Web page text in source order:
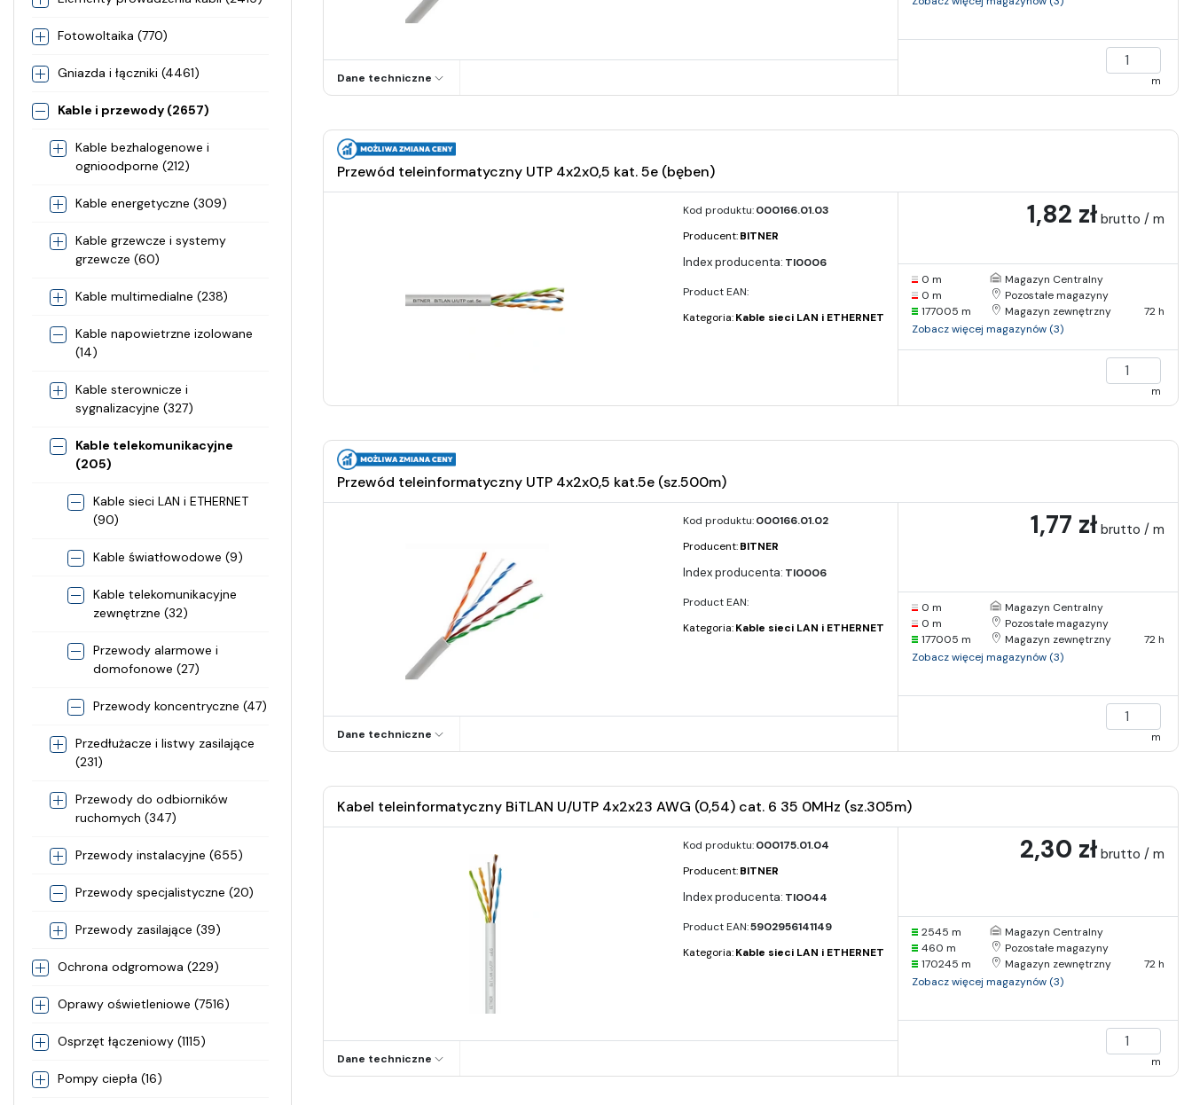
Fotowoltaika (770)
Gniazda i łączniki (4461)
Kable i przewody (2657)
Kable bezhalogenowe i
ognioodporne (212)
Kable energetyczne (309)
Kable grzewcze i systemy
grzewcze (60)
Kable multimedialne (238)
Kable napowietrzne izolowane
(14)
Kable sterownicze i
sygnalizacyjne (327)
Kable telekomunikacyjne
(205)
Kable sieci LAN i ETHERNET
(90)
Kable światłowodowe (9)
Kable telekomunikacyjne
zewnętrzne (32)
Przewody alarmowe i
domofonowe (27)
Przewody koncentryczne (47)
Przedłużacze i listwy zasilające
(231)
Przewody do odbiorników
ruchomych (347)
Przewody instalacyjne (655)
Przewody specjalistyczne (20)
Przewody zasilające (39)
Ochrona odgromowa (229)
Oprawy oświetleniowe (7516)
Osprzęt łączeniowy (1115)
Pompy ciepła (16)
Dane techniczne m
Przewód teleinformatyczny UTP 4x2x0,5 kat. 5e (bęben)
Kod produktu: 000166.01.03
Producent: BITNER
TI0006
Product EAN:
Kategoria: Kable sieci LAN i ETHERNET
1,82 zł brutto / m
0 m
Magazyn Centralny
0 m
Pozostałe magazyny
177005 m
Magazyn zewnętrzny
72 h
Zobacz więcej magazynów (3)
m
Przewód teleinformatyczny UTP 4x2x0,5 kat.5e (sz.500m)
Kod produktu: 000166.01.02
Producent: BITNER
TI0006
Product EAN:
Kategoria: Kable sieci LAN i ETHERNET
Dane techniczne
1,77 zł brutto / m
0 m
Magazyn Centralny
0 m
Pozostałe magazyny
177005 m
Magazyn zewnętrzny
72 h
Zobacz więcej magazynów (3)
m
Kabel teleinformatyczny BiTLAN U/UTP 4x2x23 AWG (0,54) cat. 6 35 0MHz (sz.305m)
Kod produktu: 000175.01.04
Producent: BITNER
TI0044
Product EAN:5902956141149
Kategoria: Kable sieci LAN i ETHERNET
Dane techniczne
2,30 zł brutto / m
2545 m
Magazyn Centralny
460 m
Pozostałe magazyny
170245 m
Magazyn zewnętrzny
72 h
Zobacz więcej magazynów (3)
m